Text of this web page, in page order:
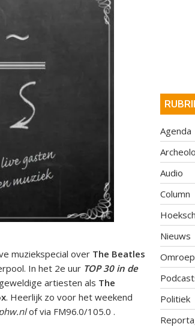
muziekspecial over The Beatles
In het 2e uur TOP 30 in de
artiesten als The
. Heerlijk zo voor het weekend
of via FM96.0/105.0 .
Agenda
Audio
Column
Nieuws
Politiek